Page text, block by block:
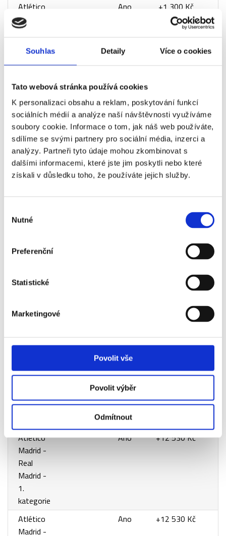
Souhlas Detaily Více o cookies
Tato webová stránka používá cookies
K personalizaci obsahu a reklam, poskytování funkcí
sociálních médií a analýze naší návštěvnosti využíváme
soubory cookie. Informace o tom, jak náš web používáte,
sdílíme se svými partnery pro sociální média, inzerci a
analýzy. Partneři tyto údaje mohou zkombinovat s
dalšími informacemi, které jste jim poskytli nebo které
získali v důsledku toho, že používáte jejich služby.
souhlasu
Nutné
Preferenční
Statistické
Marketingové
Povolit vše
Povolit výběr
Odmítnout
Atlético
Madrid -
Real
Tourist
Ano +1 300 Kč
Atlético
Madrid -
Real
Madrid -
5.
kategorie
Ano
Atlético
Madrid -
3.
ve trojici)
Ano +4 010 Kč
Madrid -
Madrid -
+7 170 Kč
Madrid -
4.
Ano
Atlético
Madrid -
Real
Madrid -
1.
kategorie
Ano +12 530 Kč
Atlético
Madrid -
Ano +12 530 Kč